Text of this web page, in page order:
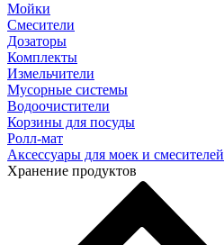
Мойки
Смесители
Дозаторы
Комплекты
Измельчители
Мусорные системы
Водоочистители
Корзины для посуды
Ролл-мат
Аксессуары для моек и смесителей
Хранение продуктов